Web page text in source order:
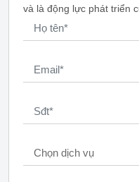
và là động lực phát triển